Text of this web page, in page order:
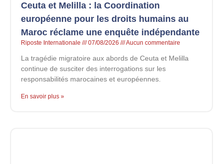
Ceuta et Melilla : la Coordination
européenne pour les droits humains au
Maroc réclame une enquête indépendante
Riposte Internationale 07/08/2026 Aucun commentaire
La tragédie migratoire aux abords de Ceuta et Melilla
continue de susciter des interrogations sur les
responsabilités marocaines et européennes.
En savoir plus »